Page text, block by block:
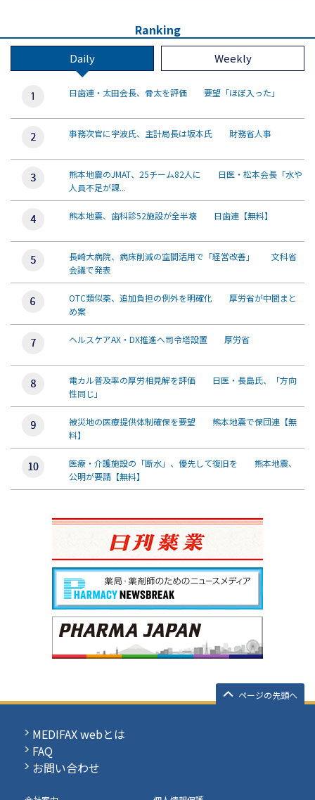
Ranking
Daily Weekly
日歯連・太田会長、骨太を評価 要望「ほぼ入った」
事務次官に宇波氏、主計局長は坂本氏 財務省人事
熊本地震のJMAT、25チーム82人に 日医・松本会長「水や
人員不足が課...
熊本地震、歯科診52施設が全半壊 日歯連【無料】
長崎大病院、病床削減の空間活用で「経営改善」 文科省
会議で発表
OTC類似薬、追加負担の例外を明確化 厚労省が中間まと
め案
ヘルスケアAX・DX推進へ司令塔設置 厚労省
電カル普及率の厚労相見解を評価 日医・長島氏、「方向
性同じ」
被災地の医療提供体制確保を要望 熊本地震で保団連【無
料】
医療・介護施設の「断水」、優先して復旧を 熊本地震、
公明が要請【無料】
ページの先頭へ
MEDIFAX webとは
FAQ
お問い合わせ